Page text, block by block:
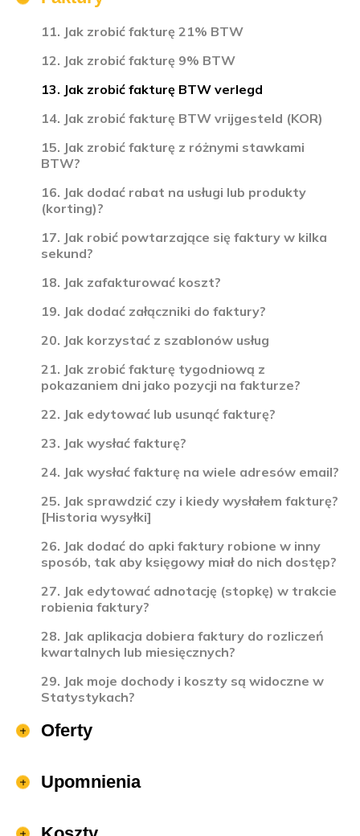
11. Jak zrobić fakturę 21% BTW
12. Jak zrobić fakturę 9% BTW
13. Jak zrobić fakturę BTW verlegd
14. Jak zrobić fakturę BTW vrijgesteld (KOR)
15. Jak zrobić fakturę z różnymi stawkami
BTW?
16. Jak dodać rabat na usługi lub produkty
(korting)?
17. Jak robić powtarzające się faktury w kilka
sekund?
18. Jak zafakturować koszt?
19. Jak dodać załączniki do faktury?
20. Jak korzystać z szablonów usług
21. Jak zrobić fakturę tygodniową z
pokazaniem dni jako pozycji na fakturze?
22. Jak edytować lub usunąć fakturę?
23. Jak wysłać fakturę?
24. Jak wysłać fakturę na wiele adresów email?
25. Jak sprawdzić czy i kiedy wysłałem fakturę?
[Historia wysyłki]
26. Jak dodać do apki faktury robione w inny
sposób, tak aby księgowy miał do nich dostęp?
27. Jak edytować adnotację (stopkę) w trakcie
robienia faktury?
28. Jak aplikacja dobiera faktury do rozliczeń
kwartalnych lub miesięcznych?
29. Jak moje dochody i koszty są widoczne w
Statystykach?
Oferty
Upomnienia